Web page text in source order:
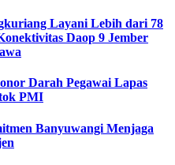
Layani Lebih dari 78
Daop 9 Jember
Darah Pegawai Lapas
PMI
Banyuwangi Menjaga